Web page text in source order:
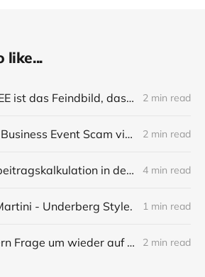
like...
LAP COFFEE ist das Feindbild, das der Bar noch fehlt. 2 min read
Ein großer Business Event Scam via Eventbrite 2 min read
Deckungsbeitragskalkulation in der Bar. Renner, Gewinner, Verlierer und Schläfer (Preisgestaltung Teil 2) 4 min read
- Underberg Style. 1 min read
Eine Fixstern Frage um wieder auf Kurs zu kommen 2 min read